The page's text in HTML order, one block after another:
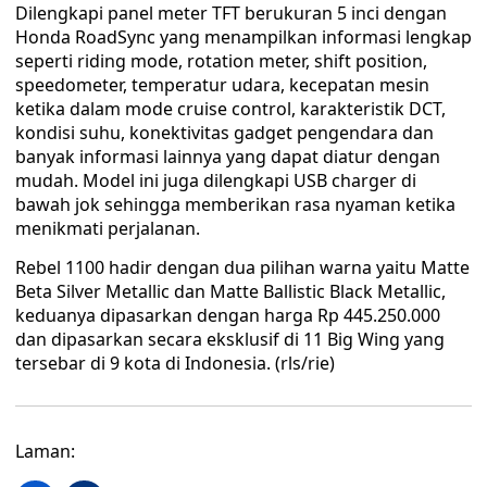
Dilengkapi panel meter TFT berukuran 5 inci dengan
Honda RoadSync yang menampilkan informasi lengkap
seperti riding mode, rotation meter, shift position,
speedometer, temperatur udara, kecepatan mesin
ketika dalam mode cruise control, karakteristik DCT,
kondisi suhu, konektivitas gadget pengendara dan
banyak informasi lainnya yang dapat diatur dengan
mudah. Model ini juga dilengkapi USB charger di
bawah jok sehingga memberikan rasa nyaman ketika
menikmati perjalanan.
Rebel 1100 hadir dengan dua pilihan warna yaitu Matte
Beta Silver Metallic dan Matte Ballistic Black Metallic,
keduanya dipasarkan dengan harga Rp 445.250.000
dan dipasarkan secara eksklusif di 11 Big Wing yang
tersebar di 9 kota di Indonesia. (rls/rie)
Laman: